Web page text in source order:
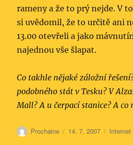
rameny a že to prý nejde. V
si uvědomil, že to určitě ani
13.00 otevřeli a jako
najednou vše šlapat.
Co takhle nějaké záložní
podobného stát v Tesku? V
Mall? A u čerpací stanice? A co
Autor:
Prochaine Publikováno:
14. 7. 2007 Rubriky:
Internet